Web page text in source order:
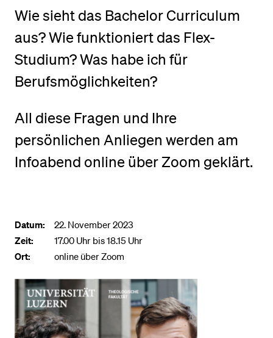
Wie sieht das Bachelor Curriculum
aus? Wie funktioniert das Flex-
Studium? Was habe ich für
Berufsmöglichkeiten?
All diese Fragen und Ihre
persönlichen Anliegen werden am
Infoabend online über Zoom geklärt.
Datum:
22. November 2023
Zeit:
17.00 Uhr bis 18.15 Uhr
Ort:
online über Zoom
Stellensuchende
Förderer
Medien
BELIEBTE INHALTE
Vorlesungsverzeichnis
Anmeldung und Zulassung